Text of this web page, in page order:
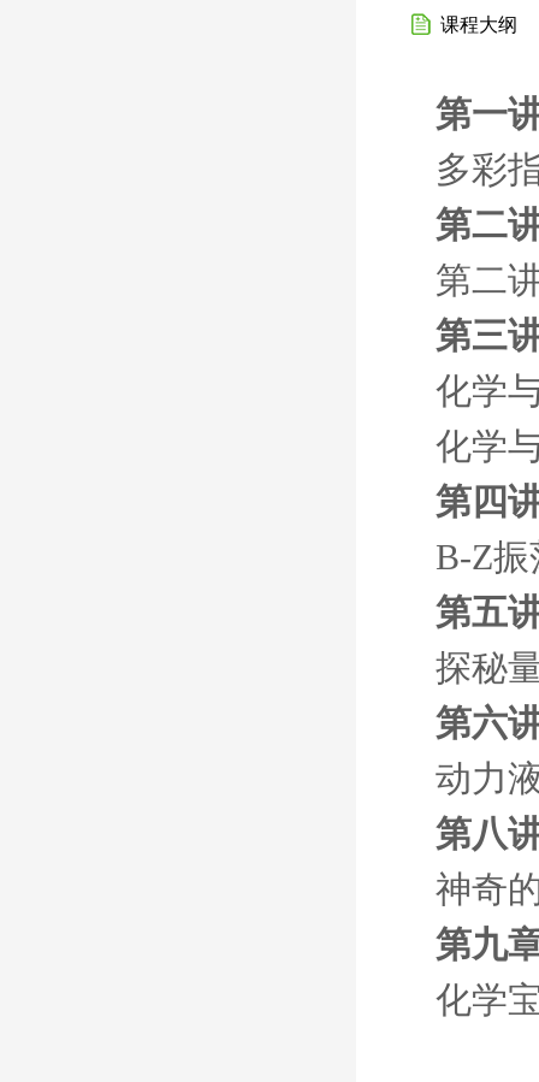
课程大纲
第一
多彩
第二
第二
第三
化学
化学
第四
B-Z
第五
探秘
第六
动力
第八
神奇
第九
化学